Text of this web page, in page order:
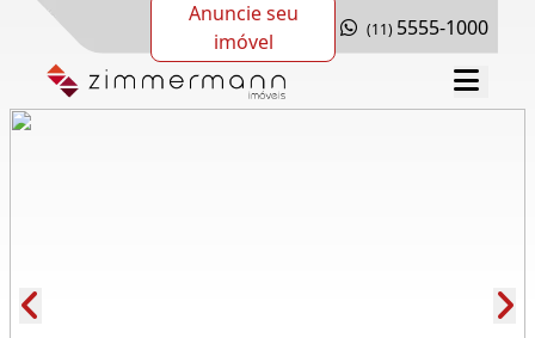
Anuncie seu
imóvel
(11) 5555-1000